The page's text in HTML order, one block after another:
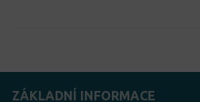
ZÁKLADNÍ INFORMACE